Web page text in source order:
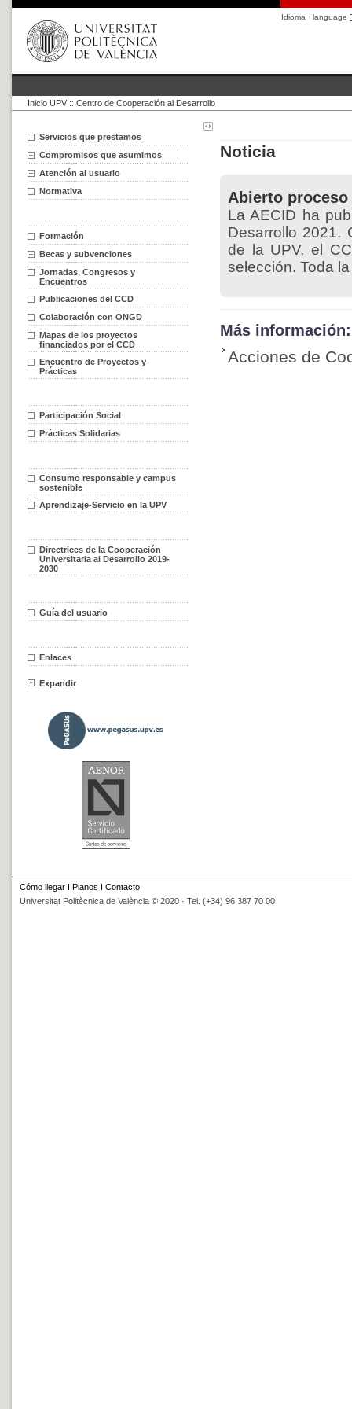
Idioma · language
Inicio UPV :: Centro de Cooperación al Desarrollo
Servicios que prestamos
Compromisos que asumimos
Atención al usuario
Normativa
Formación
Becas y subvenciones
Jornadas, Congresos y
Encuentros
Publicaciones del CCD
Colaboración con ONGD
Mapas de los proyectos
financiados por el CCD
Encuentro de Proyectos y
Prácticas
Participación Social
Prácticas Solidarias
Consumo responsable y campus
sostenible
Aprendizaje-Servicio en la UPV
Directrices de la Cooperación
Universitaria al Desarrollo 2019-
2030
Guía del usuario
Enlaces
Expandir
Noticia
Abierto
La AECID ha
Desarrollo 2021.
de la UPV, el
selección. Toda
Más información:
Acciones de
Cómo llegar I Planos I Contacto
Universitat Politècnica de València © 2020 · Tel. (+34) 96 387 70 00